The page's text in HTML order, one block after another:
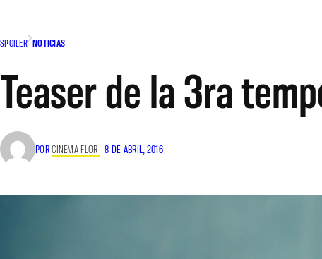
SPOILER NOTICIAS
Teaser de la 3ra
PORCINEMA FLOR –8 DE ABRIL, 2016